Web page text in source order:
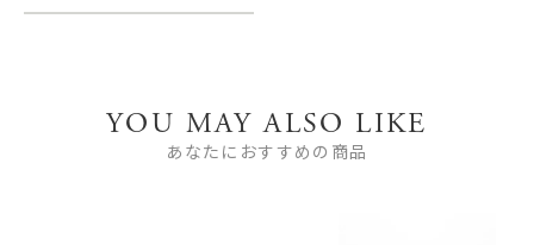
YOU MAY ALSO LIKE
あなたにおすすめの商品